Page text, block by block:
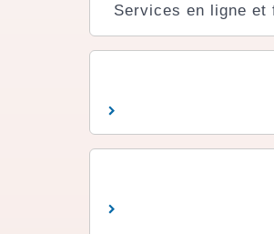
Services en ligne et